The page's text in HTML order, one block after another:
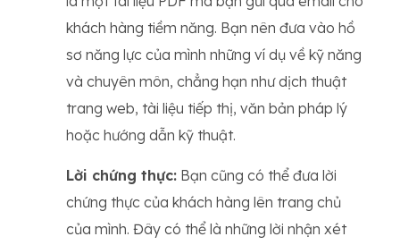
khách hàng tiềm năng. Bạn nên đưa vào hồ
sơ năng lực của mình những ví dụ về kỹ năng
và chuyên môn, chẳng hạn như dịch thuật
trang web, tài liệu tiếp thị, văn bản pháp lý
hoặc hướng dẫn kỹ thuật.
Lời chứng thực: Bạn cũng có thể đưa lời
chứng thực của khách hàng lên trang chủ
của mình. Đây có thể là những lời nhận xét